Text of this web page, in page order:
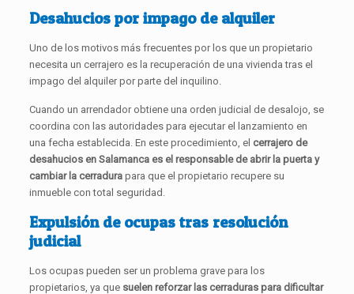
Desahucios por impago de alquiler
Uno de los motivos más frecuentes por los que un propietario
necesita un cerrajero es la recuperación de una vivienda tras el
impago del alquiler por parte del inquilino.
Cuando un arrendador obtiene una orden judicial de desalojo, se
coordina con las autoridades para ejecutar el lanzamiento en
una fecha establecida. En este procedimiento, el cerrajero de
desahucios en Salamanca es el responsable de abrir la puerta y
cambiar la cerradurapara que el propietario recupere su
inmueble con total seguridad.
Expulsión de ocupas tras resolución
judicial
Los ocupas pueden ser un problema grave para los
propietarios, ya que suelen reforzar las cerraduras para dificultar